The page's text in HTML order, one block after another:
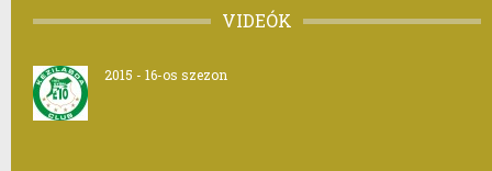
VIDEÓK
2015 - 16-os szezon